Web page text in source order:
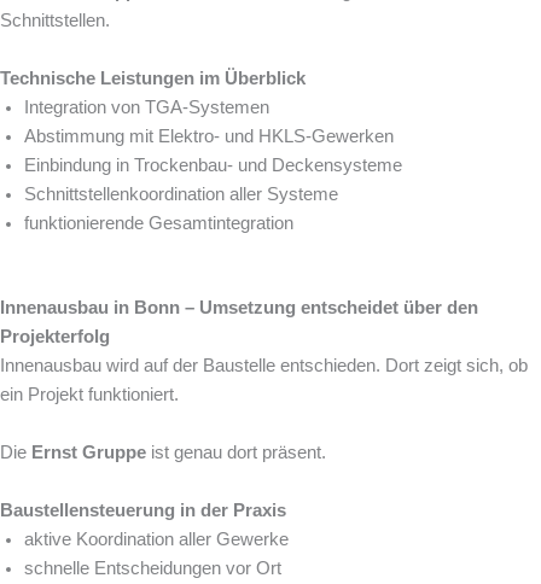
Schnittstellen.
Technische Leistungen im Überblick
Integration von TGA-Systemen
Abstimmung mit Elektro- und HKLS-Gewerken
Einbindung in Trockenbau- und Deckensysteme
Schnittstellenkoordination aller Systeme
funktionierende Gesamtintegration
Innenausbau in Bonn – Umsetzung entscheidet über den
Projekterfolg
Innenausbau wird auf der Baustelle entschieden. Dort zeigt sich, ob
ein Projekt funktioniert.
Die Ernst Gruppe ist genau dort präsent.
Baustellensteuerung in der Praxis
aktive Koordination aller Gewerke
schnelle Entscheidungen vor Ort